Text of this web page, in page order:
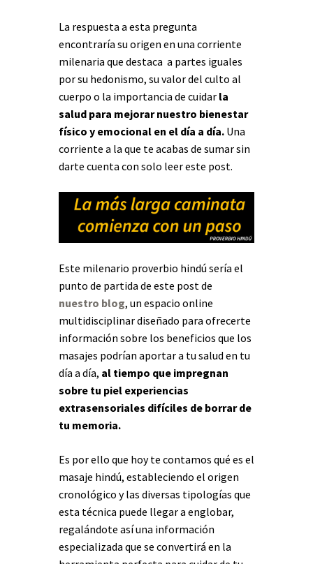
La respuesta a esta pregunta
encontraría su origen en una corriente
milenaria que destaca a partes iguales
por su hedonismo, su valor del culto al
cuerpo o la importancia de cuidar la
salud para mejorar nuestro bienestar
físico y emocional en el día a día. Una
corriente a la que te acabas de sumar sin
darte cuenta con solo leer este post.
Este milenario proverbio hindú sería el
punto de partida de este post de
nuestro blog, un espacio online
multidisciplinar diseñado para ofrecerte
información sobre los beneficios que los
masajes podrían aportar a tu salud en tu
día a día, al tiempo que impregnan
sobre tu piel experiencias
extrasensoriales difíciles de borrar de
tu memoria.
Es por ello que hoy te contamos qué es el
masaje hindú, estableciendo el origen
cronológico y las diversas tipologías que
esta técnica puede llegar a englobar,
regalándote así una información
especializada que se convertirá en la